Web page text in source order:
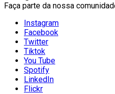
Faça parte da nossa
Instagram
Facebook
Twitter
Tiktok
You Tube
Spotify
LinkedIn
Flickr